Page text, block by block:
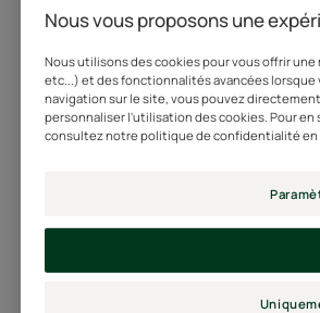
fourches. Au cœur de sa formule
Pellicer, l'huile de Cameline bio
la Kératine végétale s'associent
profondeur les fibres les plus
protéger durablement.
absorbée instantanément : elle ne
réparées, douces, souples, brillantes
l'envoûtant parfum signature
est protégée des appareils de
Nous vous proposons une
Nous utilisons des cookies pour vous offrir
etc...) et des fonctionnalités avancées
navigation sur le site, vous pouvez
personnaliser l'utilisation des cookies. Pour
consultez notre politique de confidentialité